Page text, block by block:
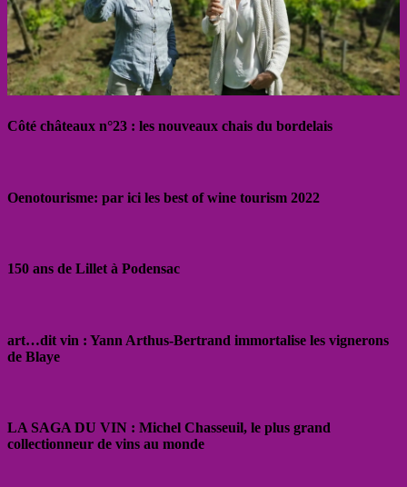
Côté châteaux n°23 : les nouveaux chais du bordelais
Oenotourisme: par ici les best of wine tourism 2022
150 ans de Lillet à Podensac
art…dit vin : Yann Arthus-Bertrand immortalise les vignerons
de Blaye
LA SAGA DU VIN : Michel Chasseuil, le plus grand
collectionneur de vins au monde